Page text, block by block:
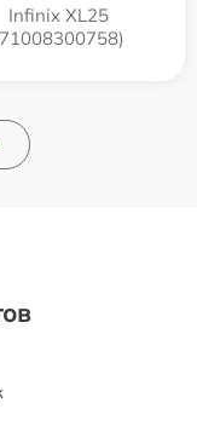
Infinix XL25